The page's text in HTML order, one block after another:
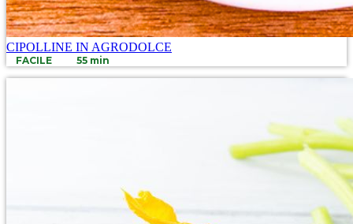
CIPOLLINE IN AGRODOLCE
FACILE 55 min